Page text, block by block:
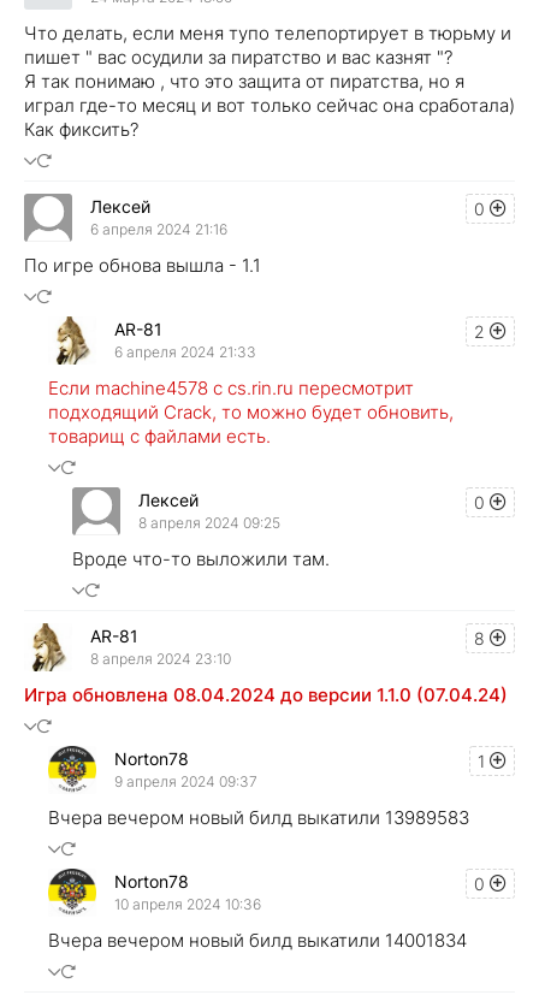
Что делать, если меня тупо телепортирует в тюрьму и
пишет " вас осудили за пиратство и вас казнят "?
Я так понимаю , что это защита от пиратства, но я
играл где-то месяц и вот только сейчас она сработала)
Как фиксить?
0
Лексей
6 апреля 2024 21:16
По игре обнова вышла - 1.1
2
AR-81
6 апреля 2024 21:33
Если machine4578 с cs.rin.ru пересмотрит
подходящий Crack, то можно будет обновить,
товарищ с файлами есть.
0
Лексей
8 апреля 2024 09:25
Вроде что-то выложили там.
8
AR-81
8 апреля 2024 23:10
Игра обновлена 08.04.2024 до версии 1.1.0 (07.04.24)
1
Norton78
9 апреля 2024 09:37
Вчера вечером новый билд выкатили 13989583
0
Norton78
10 апреля 2024 10:36
Вчера вечером новый билд выкатили 14001834